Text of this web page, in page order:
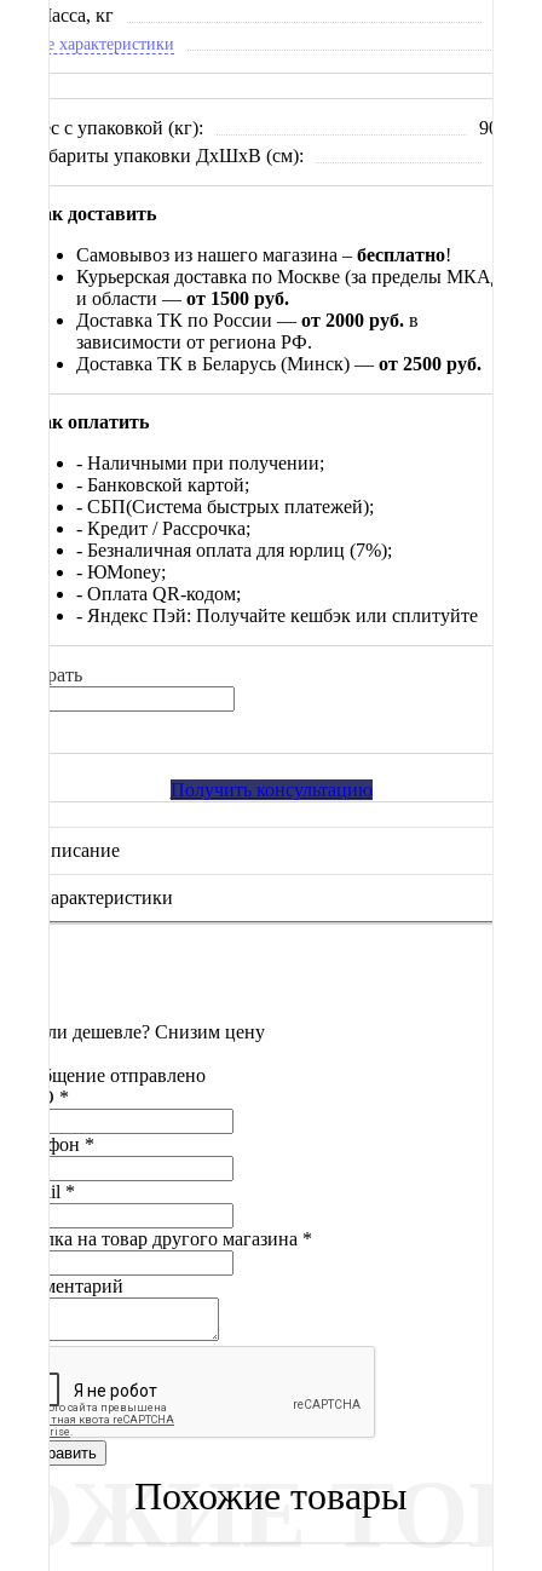
Масса, кг
Все характеристики
Вес с упаковкой (кг):
90.0
Габариты упаковки ДхШхВ (см):
Как доставить
Самовывоз из нашего магазина – бесплатно!
Курьерская доставка по Москве (за пределы МКАД)
и области — от 1500 руб.
Доставка ТК по России — от 2000 руб. в
зависимости от региона РФ.
Доставка ТК в Беларусь (Минск) — от 2500 руб.
Как оплатить
- Наличными при получении;
- Банковской картой;
- СБП(Система быстрых платежей);
- Кредит / Рассрочка;
- Безналичная оплата для юрлиц (7%);
- ЮМоney;
- Оплата QR-кодом;
- Яндекс Пэй: Получайте кешбэк или сплитуйте
Выбрать
Получить консультацию
Описание
Характеристики
Нашли дешевле? Снизим цену
Сообщение отправлено
ФИО *
Телефон *
E-mail *
Ссылка на товар другого магазина *
Комментарий
Отправить
Похожие товары